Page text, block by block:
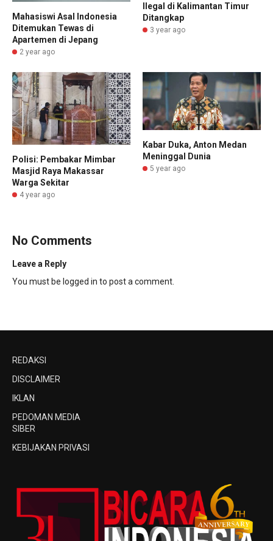
Mahasiswi Asal Indonesia
Ditemukan Tewas di
Apartemen di Jepang
2 year ago
Ilegal di Kalimantan Timur
Ditangkap
3 year ago
Polisi: Pembakar Mimbar
Masjid Raya Makassar
Warga Sekitar
4 year ago
Kabar Duka, Anton Medan
Meninggal Dunia
5 year ago
No Comments
Leave a Reply
You must be logged in to post a comment.
REDAKSI
DISCLAIMER
IKLAN
PEDOMAN MEDIA
SIBER
KEBIJAKAN PRIVASI